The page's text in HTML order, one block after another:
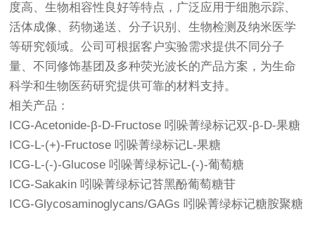
度高、生物相容性良好等特点，广泛应用于细胞示踪、
活体成像、药物递送、分子识别、生物检测及纳米医学
等研究领域。公司可根据客户实验需求提供不同分子
量、不同修饰基团及多种荧光波长的产品方案，为生命
科学和生物医药研究提供可靠的材料支持。
相关产品：
ICG-Acetonide-β-D-Fructose 吲哚菁绿标记双-β-D-果糖
ICG-L-(+)-Fructose 吲哚菁绿标记L-果糖
ICG-L-(-)-Glucose 吲哚菁绿标记L-(-)-葡萄糖
ICG-Sakakin 吲哚菁绿标记苔黑酚葡萄糖苷
ICG-Glycosaminoglycans/GAGs 吲哚菁绿标记糖胺聚糖